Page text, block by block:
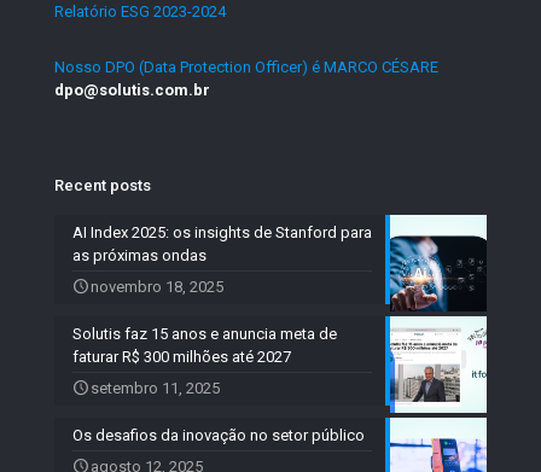
Relatório ESG 2023-2024.
Nosso DPO (Data Protection Officer) é MARCO CÉSARE
dpo@solutis.com.br
Recent posts
AI Index 2025: os insights de Stanford para
as próximas ondas
novembro 18, 2025
Solutis faz 15 anos e anuncia meta de
faturar R$ 300 milhões até 2027
setembro 11, 2025
Os desafios da inovação no setor público
agosto 12, 2025